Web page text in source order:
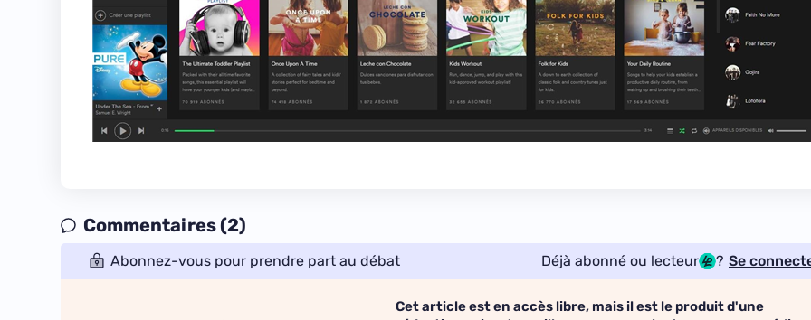
Commentaires (2)
Abonnez-vous pour prendre part au débat Déjà abonné ou lecteur ? Se
Cet article est en accès libre, mais il est le produit d'une